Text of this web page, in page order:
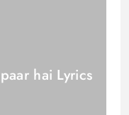
hai Lyrics